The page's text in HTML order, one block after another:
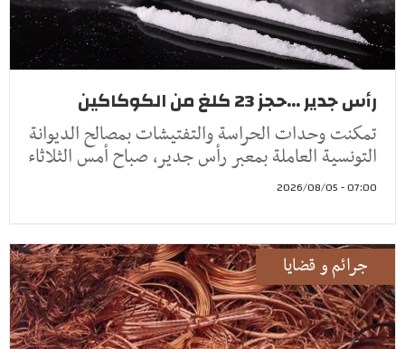
رأس جدير ...حجز 23 كلغ من الكوكاكين
تمكنت وحدات الحراسة والتفتيشات بمصالح الديوانة
التونسية العاملة بمعبر رأس جدير، صباح أمس الثلاثاء
07:00 - 2026/08/05
جرائم و قضايا